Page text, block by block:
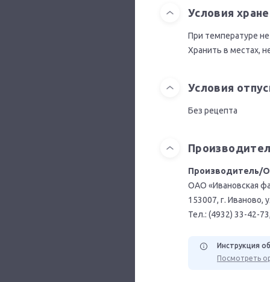
Условия
При температуре
Хранить в местах,
Условия
Без рецепта
Производитель/
ОАО «Ивановская
153007, г. Иваново,
Тел.: (4932) 33-42-
Инструкция
Посмотреть